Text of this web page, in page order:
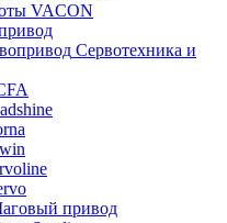
VACON
Сервотехника и
привод